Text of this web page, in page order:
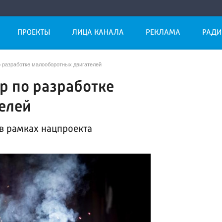
ПРОЕКТЫ ЛИЦА КАНАЛА РЕКЛАМА
малооборотных двигателей
по разработке
рамках нацпроекта